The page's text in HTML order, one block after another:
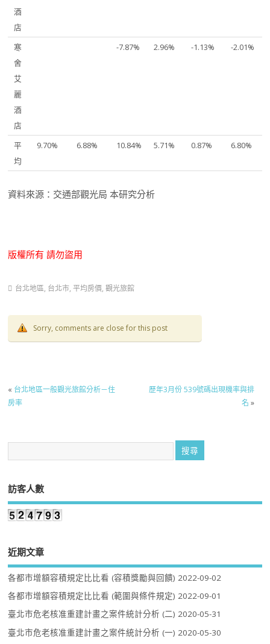
酒
店
寒
舍
艾
麗
酒
店
-7.87% 2.96% -1.13% -2.01%
平
均
9.70% 6.88% 10.84% 5.71% 0.87% 6.80%
資料來源：交通部觀光局 本研究分析
版權所有 請勿盜用
台北地區, 台北市,平均房價,觀光旅館
Sorry, comments are close for this post
« 台北地區一般觀光旅館分析－住
房率
歷年3月份 539號碼出現機率與排
名 »
訪客人數
近期文章
各都市增額容積規定比比看 (容積獎勵與回饋) 2022-09-02
各都市增額容積規定比比看 (範圍與條件規定) 2022-09-01
臺北市危老核准重建計畫之案件統計分析 (二) 2020-05-31
臺北市危老核准重建計畫之案件統計分析 (一) 2020-05-30